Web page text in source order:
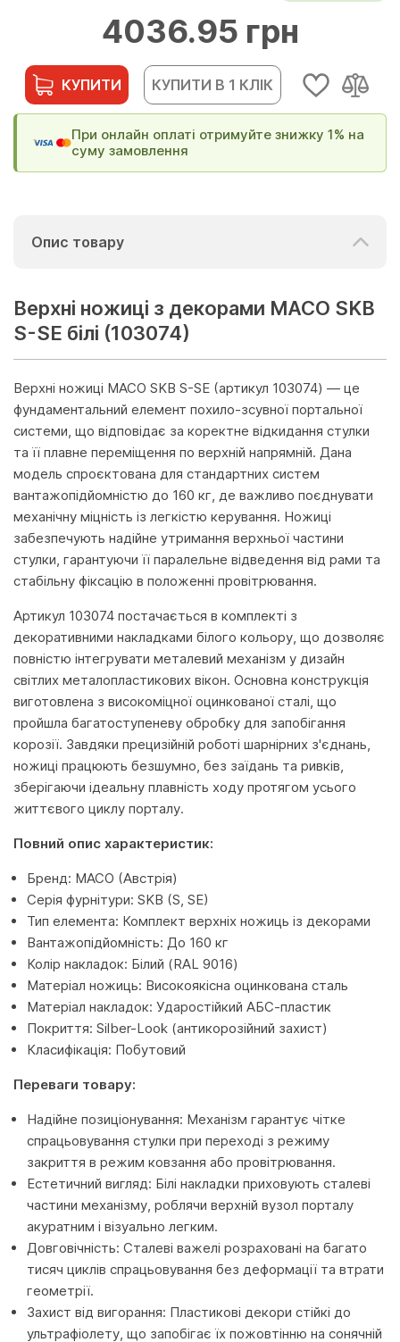
4036.95 грн
КУПИТИ КУПИТИ В 1 КЛІК
При онлайн оплаті отримуйте знижку 1% на
суму замовлення
Опис товару
Верхні ножиці з декорами МАСО SKB
S-SE білі (103074)
Верхні ножиці MACO SKB S-SE (артикул 103074) — це
фундаментальний елемент похило-зсувної портальної
системи, що відповідає за коректне відкидання стулки
та її плавне переміщення по верхній напрямній. Дана
модель спроєктована для стандартних систем
вантажопідйомністю до 160 кг, де важливо поєднувати
механічну міцність із легкістю керування. Ножиці
забезпечують надійне утримання верхньої частини
стулки, гарантуючи її паралельне відведення від рами та
стабільну фіксацію в положенні провітрювання.
Артикул 103074 постачається в комплекті з
декоративними накладками білого кольору, що дозволяє
повністю інтегрувати металевий механізм у дизайн
світлих металопластикових вікон. Основна конструкція
виготовлена з високоміцної оцинкованої сталі, що
пройшла багатоступеневу обробку для запобігання
корозії. Завдяки прецизійній роботі шарнірних з'єднань,
ножиці працюють безшумно, без заїдань та ривків,
зберігаючи ідеальну плавність ходу протягом усього
життєвого циклу порталу.
Повний опис характеристик:
Бренд: MACO (Австрія)
Серія фурнітури: SKB (S, SE)
Тип елемента: Комплект верхніх ножиць із декорами
Вантажопідйомність: До 160 кг
Колір накладок: Білий (RAL 9016)
Матеріал ножиць: Високоякісна оцинкована сталь
Матеріал накладок: Ударостійкий АБС-пластик
Покриття: Silber-Look (антикорозійний захист)
Класифікація: Побутовий
Переваги товару:
Надійне позиціонування: Механізм гарантує чітке
спрацьовування стулки при переході з режиму
закриття в режим ковзання або провітрювання.
Естетичний вигляд: Білі накладки приховують сталеві
частини механізму, роблячи верхній вузол порталу
акуратним і візуально легким.
Довговічність: Сталеві важелі розраховані на багато
тисяч циклів спрацьовування без деформації та втрати
геометрії.
Захист від вигорання: Пластикові декори стійкі до
ультрафіолету, що запобігає їх пожовтінню на сонячній